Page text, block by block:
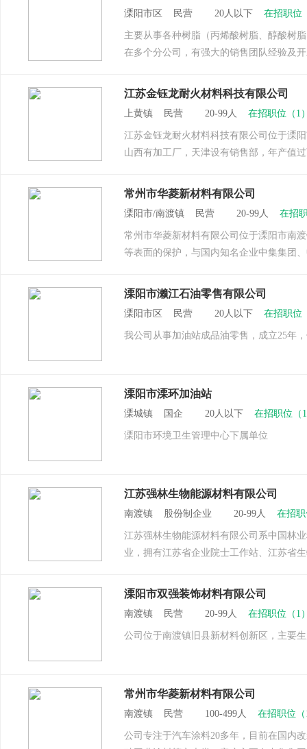
溧阳市区 民营 20人以下 在招职位
主要从事各种树脂（丙烯酸树脂、醇酸树
在多个分公司，有强大的销售团队经验及
江苏金钰龙耐火材料科技有限公司
上黄镇 民营 20-99人 在招职位（1
江苏金钰龙耐火材料科技有限公司位于溧
山西有加工厂，天津设有销售部，年产值
常州市华菱新材料有限公司
溧阳市/南渡镇 民营 20-99人 在招
常州市华菱新材料有限公司位于溧阳市南
等表面的保护，与国内知名企业中集集团
溧阳市濑江石油零售有限公司
溧阳市区 民营 20人以下 在招职位
我公司从事加油站成品油零售，成立25年
溧阳市溧环加油站
溧城镇 国企 20人以下 在招职位（
溧阳市环境卫生管理中心下属单位
江苏强林生物能源材料有限公司
南渡镇 股份制企业 20-99人 在招
江苏强林生物能源材料有限公司系中国林
业，拥有江苏省企业院士工作站、江苏省
溧阳市双强装饰材料有限公司
南渡镇 民营 20-99人 在招职位（1
公司位于南渡镇旧县新材料创新区，主要
常州市华菱新材料有限公司
南渡镇 民营 100-499人 在招职位（
公司专注于汽车涂料20多年，目前在国内